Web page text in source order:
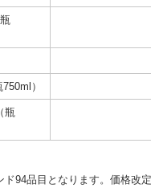
）
瓶
94品目となります。価格改